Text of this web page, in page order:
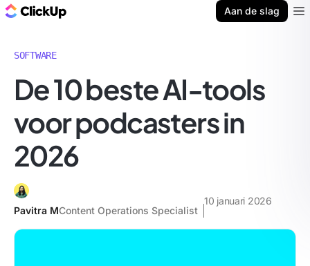
Aan de slag
SOFTWARE
De 10 beste AI-tools
voor podcasters in
2026
Pavitra MContent Operations Specialist
10 januari 2026